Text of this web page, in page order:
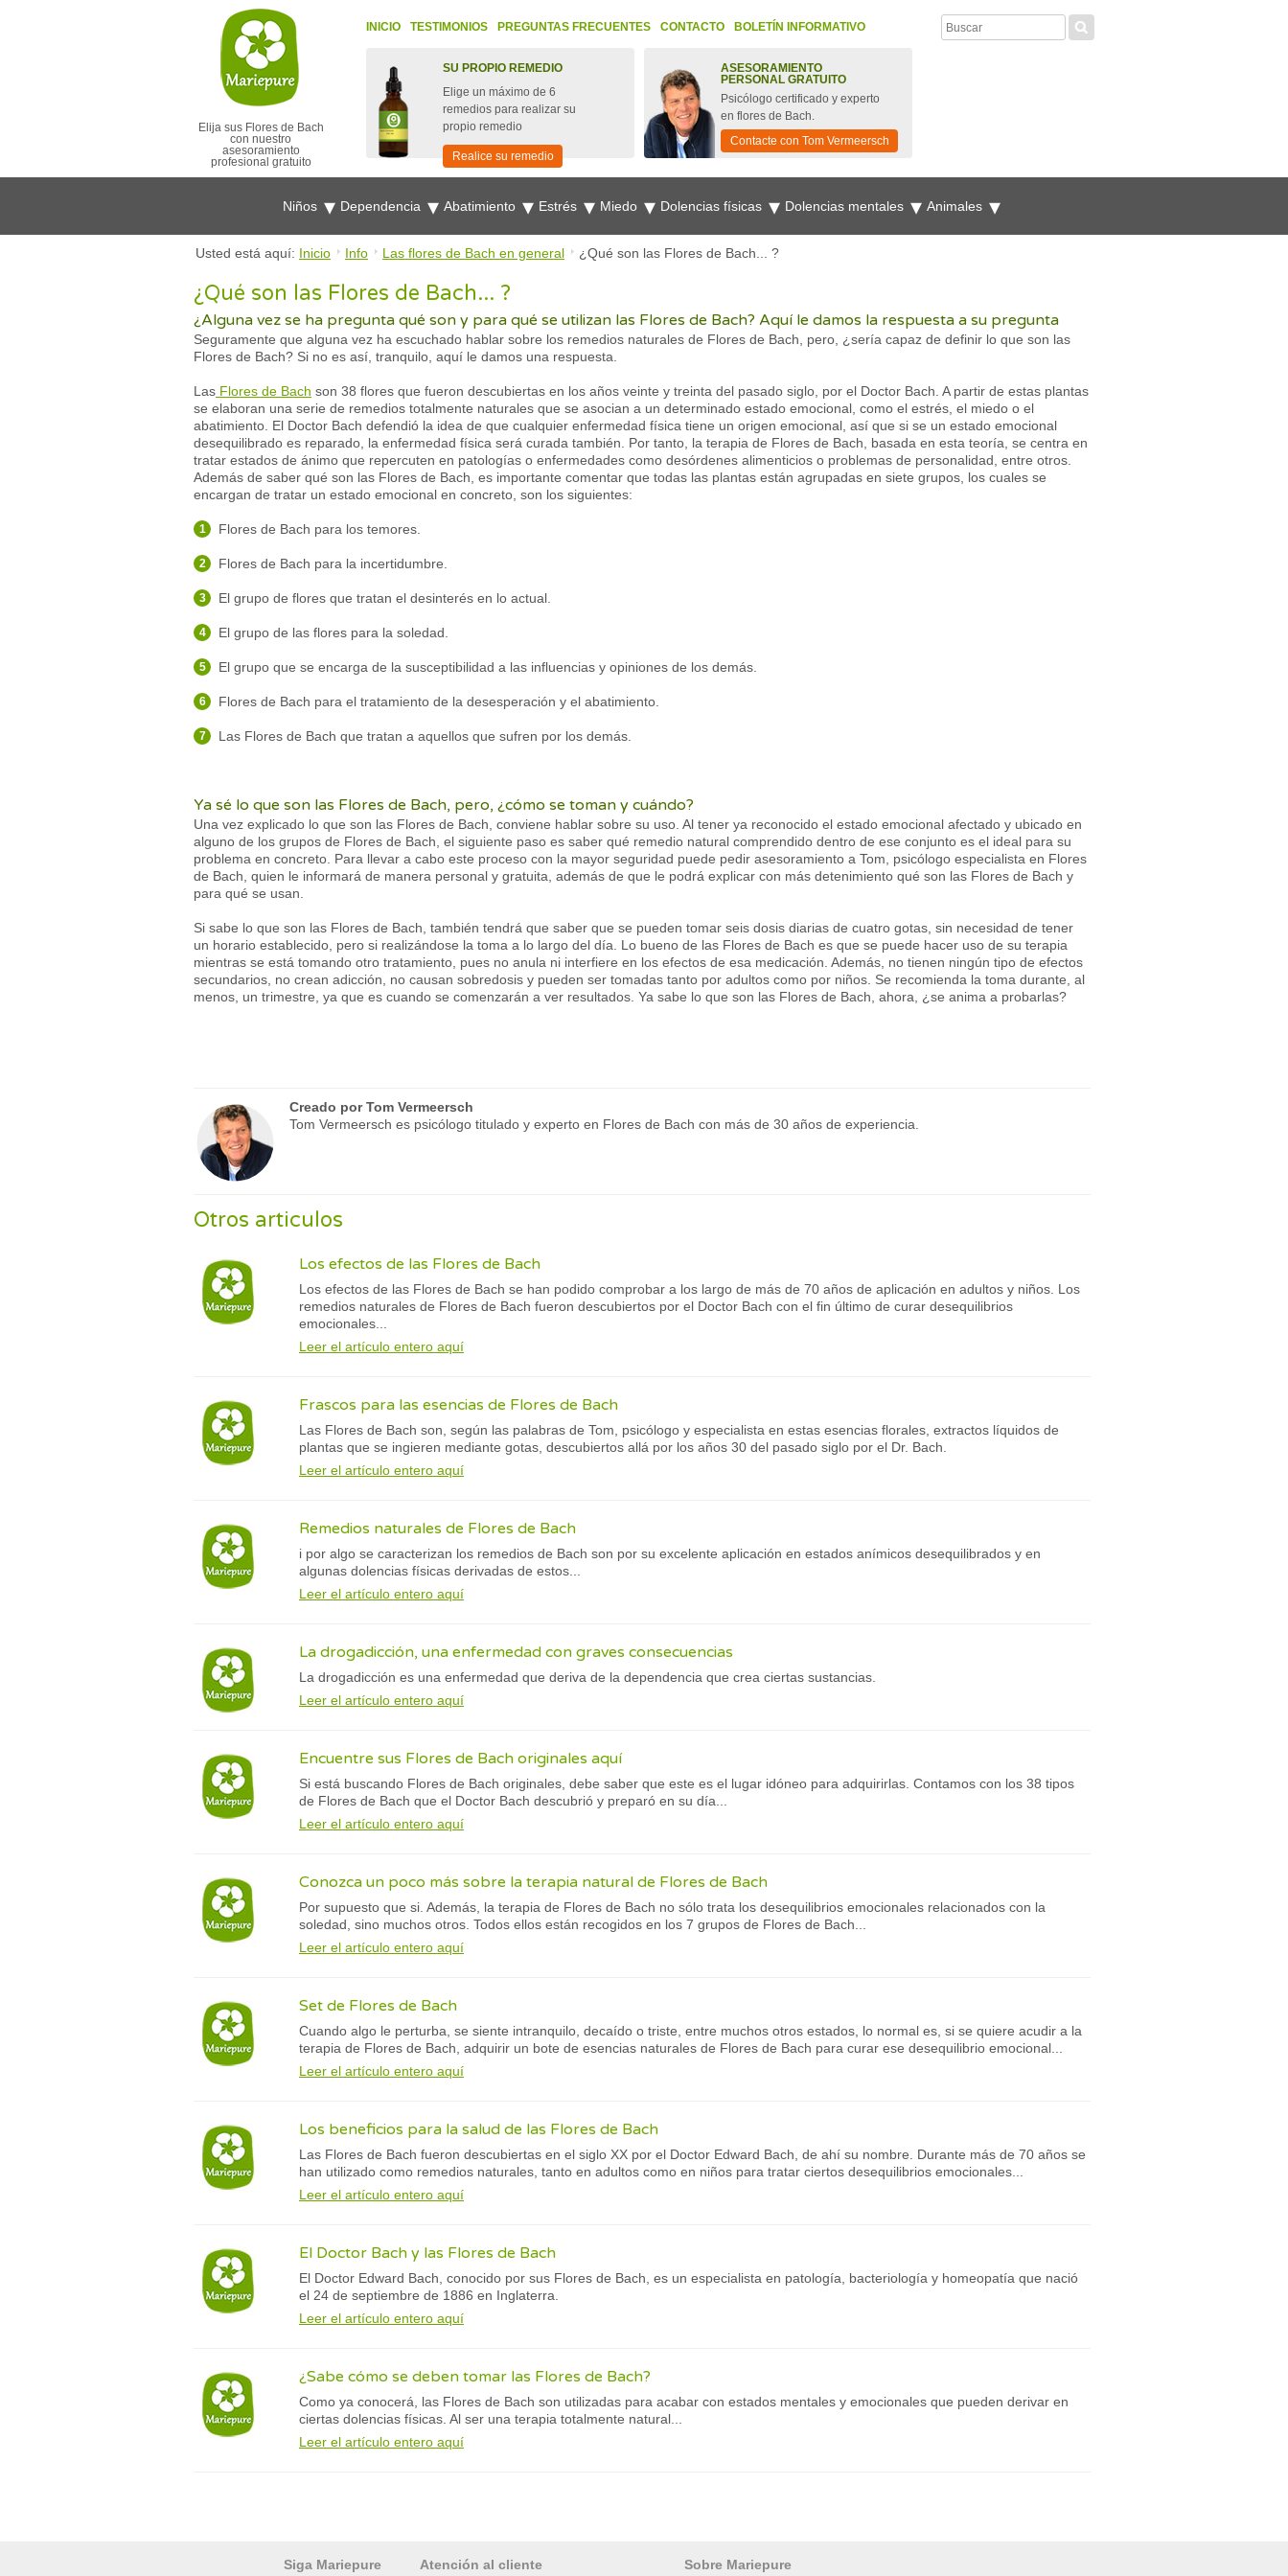
Elija sus Flores de Bach
con nuestro
asesoramiento
profesional gratuito
INICIO TESTIMONIOS PREGUNTAS FRECUENTES CONTACTO BOLETÍN INFORMATIVO
SU PROPIO REMEDIO
Elige un máximo de 6
remedios para realizar su
propio remedio
Realice su remedio
ASESORAMIENTO
PERSONAL GRATUITO
Psicólogo certificado y experto
en flores de Bach.
Contacte con Tom Vermeersch
Niños Dependencia Abatimiento Estrés Miedo Dolencias físicas Dolencias mentales Animales
Usted está aquí: Inicio Info Las flores de Bach en general ¿Qué son las Flores de Bach... ?
¿Qué son las Flores de Bach... ?
¿Alguna vez se ha pregunta qué son y para qué se utilizan las Flores de Bach? Aquí le damos la respuesta a su pregunta
Seguramente que alguna vez ha escuchado hablar sobre los remedios naturales de Flores de Bach, pero, ¿sería capaz de definir lo que son las
Flores de Bach? Si no es así, tranquilo, aquí le damos una respuesta.
Las Flores de Bach son 38 flores que fueron descubiertas en los años veinte y treinta del pasado siglo, por el Doctor Bach. A partir de estas plantas
se elaboran una serie de remedios totalmente naturales que se asocian a un determinado estado emocional, como el estrés, el miedo o el
abatimiento. El Doctor Bach defendió la idea de que cualquier enfermedad física tiene un origen emocional, así que si se un estado emocional
desequilibrado es reparado, la enfermedad física será curada también. Por tanto, la terapia de Flores de Bach, basada en esta teoría, se centra en
tratar estados de ánimo que repercuten en patologías o enfermedades como desórdenes alimenticios o problemas de personalidad, entre otros.
Además de saber qué son las Flores de Bach, es importante comentar que todas las plantas están agrupadas en siete grupos, los cuales se
encargan de tratar un estado emocional en concreto, son los siguientes:
Flores de Bach para los temores.
Flores de Bach para la incertidumbre.
El grupo de flores que tratan el desinterés en lo actual.
El grupo de las flores para la soledad.
El grupo que se encarga de la susceptibilidad a las influencias y opiniones de los demás.
Flores de Bach para el tratamiento de la desesperación y el abatimiento.
Las Flores de Bach que tratan a aquellos que sufren por los demás.
Ya sé lo que son las Flores de Bach, pero, ¿cómo se toman y cuándo?
Una vez explicado lo que son las Flores de Bach, conviene hablar sobre su uso. Al tener ya reconocido el estado emocional afectado y ubicado en
alguno de los grupos de Flores de Bach, el siguiente paso es saber qué remedio natural comprendido dentro de ese conjunto es el ideal para su
problema en concreto. Para llevar a cabo este proceso con la mayor seguridad puede pedir asesoramiento a Tom, psicólogo especialista en Flores
de Bach, quien le informará de manera personal y gratuita, además de que le podrá explicar con más detenimiento qué son las Flores de Bach y
para qué se usan.
Si sabe lo que son las Flores de Bach, también tendrá que saber que se pueden tomar seis dosis diarias de cuatro gotas, sin necesidad de tener
un horario establecido, pero si realizándose la toma a lo largo del día. Lo bueno de las Flores de Bach es que se puede hacer uso de su terapia
mientras se está tomando otro tratamiento, pues no anula ni interfiere en los efectos de esa medicación. Además, no tienen ningún tipo de efectos
secundarios, no crean adicción, no causan sobredosis y pueden ser tomadas tanto por adultos como por niños. Se recomienda la toma durante, al
menos, un trimestre, ya que es cuando se comenzarán a ver resultados. Ya sabe lo que son las Flores de Bach, ahora, ¿se anima a probarlas?
Creado porTom Vermeersch
Tom Vermeersch es psicólogo titulado y experto en Flores de Bach con más de 30 años de experiencia.
Otros articulos
Los efectos de las Flores de Bach
Los efectos de las Flores de Bach se han podido comprobar a los largo de más de 70 años de aplicación en adultos y niños. Los
remedios naturales de Flores de Bach fueron descubiertos por el Doctor Bach con el fin último de curar desequilibrios
emocionales...
Leer el artículo entero aquí
Frascos para las esencias de Flores de Bach
Las Flores de Bach son, según las palabras de Tom, psicólogo y especialista en estas esencias florales, extractos líquidos de
plantas que se ingieren mediante gotas, descubiertos allá por los años 30 del pasado siglo por el Dr. Bach.
Leer el artículo entero aquí
Remedios naturales de Flores de Bach
i por algo se caracterizan los remedios de Bach son por su excelente aplicación en estados anímicos desequilibrados y en
algunas dolencias físicas derivadas de estos...
Leer el artículo entero aquí
La drogadicción, una enfermedad con graves consecuencias
La drogadicción es una enfermedad que deriva de la dependencia que crea ciertas sustancias.
Leer el artículo entero aquí
Encuentre sus Flores de Bach originales aquí
Si está buscando Flores de Bach originales, debe saber que este es el lugar idóneo para adquirirlas. Contamos con los 38 tipos
de Flores de Bach que el Doctor Bach descubrió y preparó en su día...
Leer el artículo entero aquí
Conozca un poco más sobre la terapia natural de Flores de Bach
Por supuesto que si. Además, la terapia de Flores de Bach no sólo trata los desequilibrios emocionales relacionados con la
soledad, sino muchos otros. Todos ellos están recogidos en los 7 grupos de Flores de Bach...
Leer el artículo entero aquí
Set de Flores de Bach
Cuando algo le perturba, se siente intranquilo, decaído o triste, entre muchos otros estados, lo normal es, si se quiere acudir a la
terapia de Flores de Bach, adquirir un bote de esencias naturales de Flores de Bach para curar ese desequilibrio emocional...
Leer el artículo entero aquí
Los beneficios para la salud de las Flores de Bach
Las Flores de Bach fueron descubiertas en el siglo XX por el Doctor Edward Bach, de ahí su nombre. Durante más de 70 años se
han utilizado como remedios naturales, tanto en adultos como en niños para tratar ciertos desequilibrios emocionales...
Leer el artículo entero aquí
El Doctor Bach y las Flores de Bach
El Doctor Edward Bach, conocido por sus Flores de Bach, es un especialista en patología, bacteriología y homeopatía que nació
el 24 de septiembre de 1886 en Inglaterra.
Leer el artículo entero aquí
¿Sabe cómo se deben tomar las Flores de Bach?
Como ya conocerá, las Flores de Bach son utilizadas para acabar con estados mentales y emocionales que pueden derivar en
ciertas dolencias físicas. Al ser una terapia totalmente natural...
Leer el artículo entero aquí
Siga Mariepure Atención al cliente Sobre Mariepure